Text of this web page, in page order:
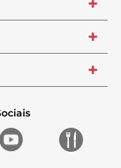
+
+
+